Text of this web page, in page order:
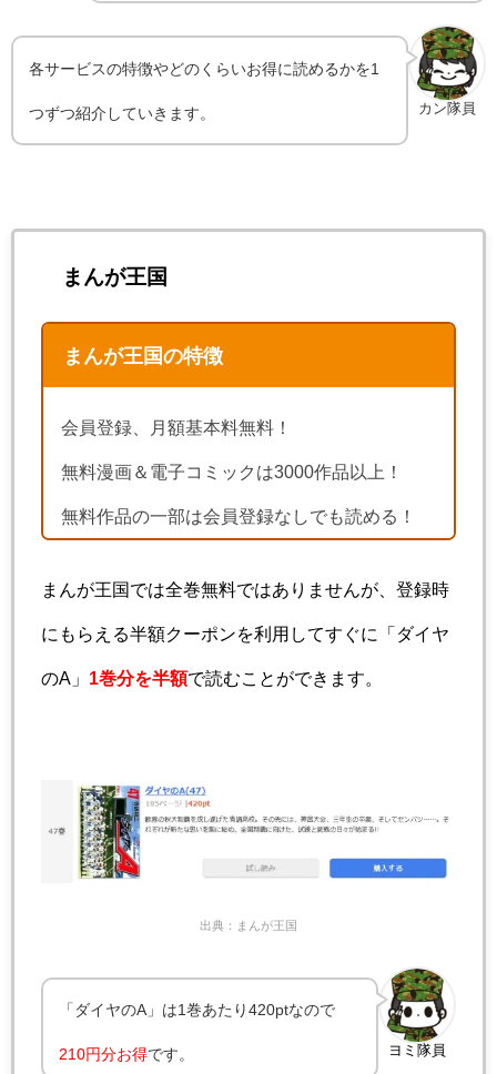
カン隊員
各サービスの特徴やどのくらいお得に読めるかを1
つずつ紹介していきます。
まんが王国
まんが王国の特徴
会員登録、月額基本料無料！
無料漫画＆電子コミックは3000作品以上！
無料作品の一部は会員登録なしでも読める！
まんが王国では全巻無料ではありませんが、登録時
にもらえる半額クーポンを利用してすぐに「ダイヤ
のA」 1巻分を半額で読むことができます。
出典：まんが王国
ヨミ隊員
「ダイヤのA」は1巻あたり420ptなので
210円分お得です。